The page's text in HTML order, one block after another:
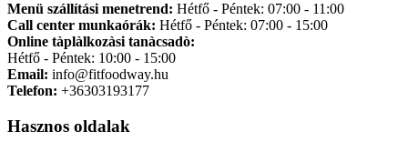
Menü szállítási menetrend: Hétfő - Péntek: 07:00 - 11:00
Call center munkaórák: Hétfő - Péntek: 07:00 - 15:00
Online tàplàlkozàsi tanàcsadò:
Hétfő - Péntek: 10:00 - 15:00
Email: info@fitfoodway.hu
Telefon: +36303193177
Hasznos oldalak